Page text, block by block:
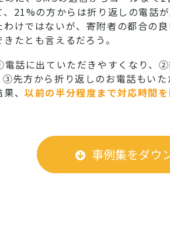
21%の方からは折り返しの電話が
けではないが、寄附者の都合の
たとも言えるだろう。
話に出ていただきやすくなり、②
先方から折り返しのお電話もいた
果、以前の半分程度まで対応時間
事例集をダウ